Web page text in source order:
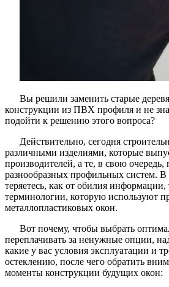
Вы решили заменить старые
конструкции из ПВХ профиля и не
подойти к решению этого вопроса?
Действительно, сегодня
различными изделиями, которые
производителей, а те, в свою очередь,
разнообразных профильных систем. В
теряетесь, как от обилия информации,
терминологии, которую используют
металлопластиковых окон.
Вот почему, чтобы выбрать
переплачивать за ненужные опции,
какие у вас условия эксплуатации и
остеклению, после чего обратить
моменты конструкции будущих окон: